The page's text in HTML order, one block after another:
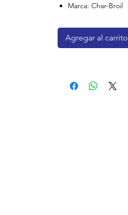
Marca: Char-Broil
Agregar al carrito